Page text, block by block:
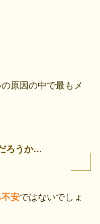
原因の中で最もメ
ろうか…
安ではないでしょ